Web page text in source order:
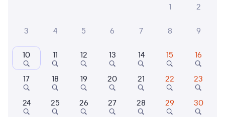
Когда
Кто едет
Найти поезда
1
2
3 4 5 6 7 8 9
10 11 12 13 14 15 16
17 18 19 20 21 22 23
24 25 26 27 28 29 30